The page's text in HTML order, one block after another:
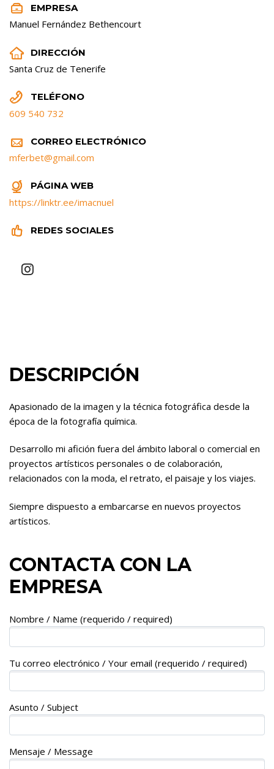

 EMPRESA
Manuel Fernández Bethencourt

 DIRECCIÓN
Santa Cruz de Tenerife

 TELÉFONO
609 540 732

 CORREO ELECTRÓNICO
mferbet@gmail.com

 PÁGINA WEB
https://linktr.ee/imacnuel

 REDES SOCIALES
DESCRIPCIÓN
Apasionado de la imagen y la técnica fotográfica desde la
época de la fotografía química.
Desarrollo mi afición fuera del ámbito laboral o comercial en
proyectos artísticos personales o de colaboración,
relacionados con la moda, el retrato, el paisaje y los viajes.
Siempre dispuesto a embarcarse en nuevos proyectos
artísticos.
CONTACTA CON LA
EMPRESA
Nombre / Name (requerido / required)
Tu correo electrónico / Your email (requerido / required)
Asunto / Subject
Mensaje / Message